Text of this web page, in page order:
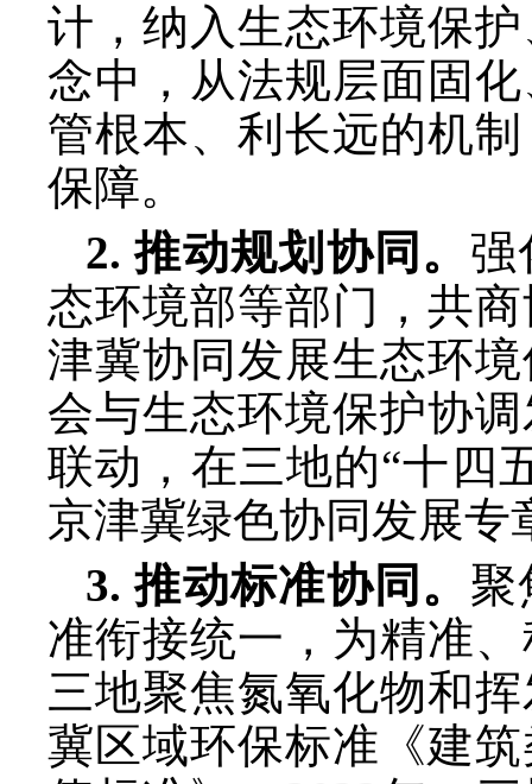
计，纳入生态环境保
念中，从法规层面固
管根本、利长远的机
保障。
2. 推动规划协同。 强
态环境部等部门，共
津冀协同发展生态环
会与生态环境保护协
联动，在三地的“十四
京津冀绿色协同发展专
3. 推动标准协同。 聚
准衔接统一，为精准
三地聚焦氮氧化物和
冀区域环保标准《建